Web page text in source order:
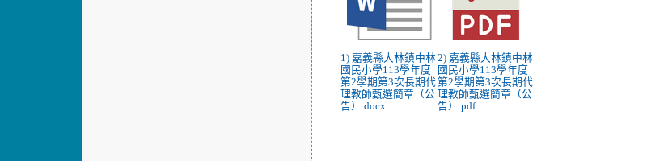
1) 嘉義縣大林鎮中林
國民小學113學年度
第2學期第3次長期代
理教師甄選簡章（公
告）.docx
2) 嘉義縣大林鎮中林
國民小學113學年度
第2學期第3次長期代
理教師甄選簡章（公
告）.pdf